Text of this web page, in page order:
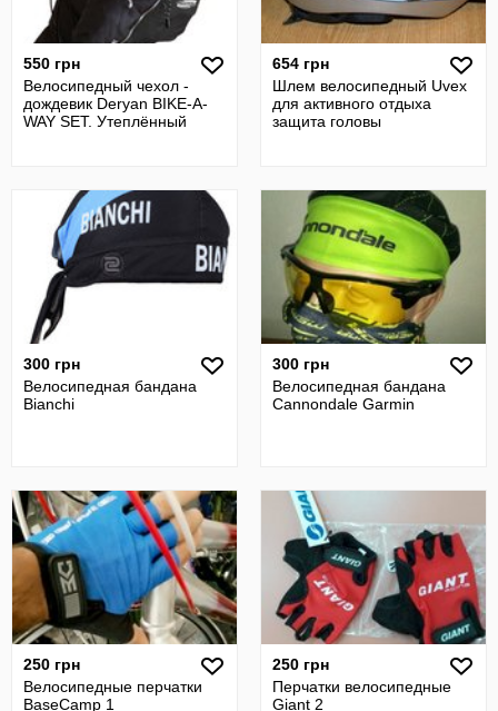
550 грн
Велосипедный чехол -
дождевик Deryan BIKE-A-
WAY SET. Утеплённый
654 грн
Шлем велосипедный Uvex
для активного отдыха
защита головы
300 грн
Велосипедная бандана
Bianchi
300 грн
Велосипедная бандана
Cannondale Garmin
250 грн
Велосипедные перчатки
BaseCamp 1
250 грн
Перчатки велосипедные
Giant 2